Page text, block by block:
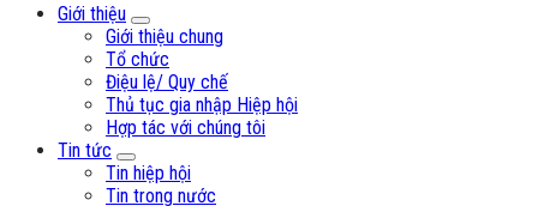
Giới thiệu
Giới thiệu chung
Tổ chức
Điệu lệ/ Quy chế
Thủ tục gia nhập Hiệp hội
Hợp tác với chúng tôi
Tin tức
Tin hiệp hội
Tin trong nước